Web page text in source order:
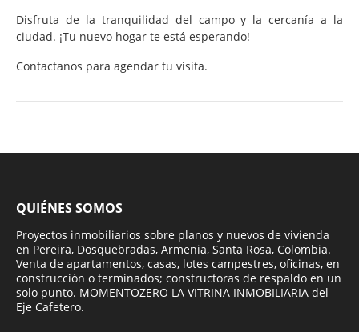
Disfruta de la tranquilidad del campo y la cercanía a la
ciudad. ¡Tu nuevo hogar te está esperando!
Contactanos para agendar tu visita.
QUIÉNES SOMOS
Proyectos inmobiliarios sobre planos y nuevos de vivienda
en Pereira, Dosquebradas, Armenia, Santa Rosa, Colombia.
Venta de apartamentos, casas, lotes campestres, oficinas, en
construcción o terminados; constructoras de respaldo en un
solo punto. MOMENTOZERO LA VITRINA INMOBILIARIA del
Eje Cafetero.